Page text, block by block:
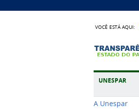
VOCÊ ESTÁ AQUI:
UNESPAR
A Unespar